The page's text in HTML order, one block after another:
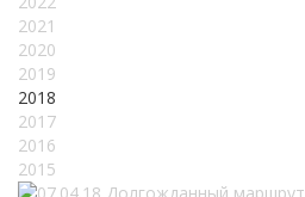
2021
2020
2019
2018
2017
2016
2015